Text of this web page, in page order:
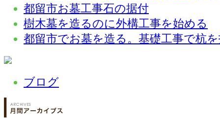
都留市お墓工事石の据付
樹木墓を造るのに外構工事を始める
都留市でお墓を造る。基礎工事で杭
ブログ